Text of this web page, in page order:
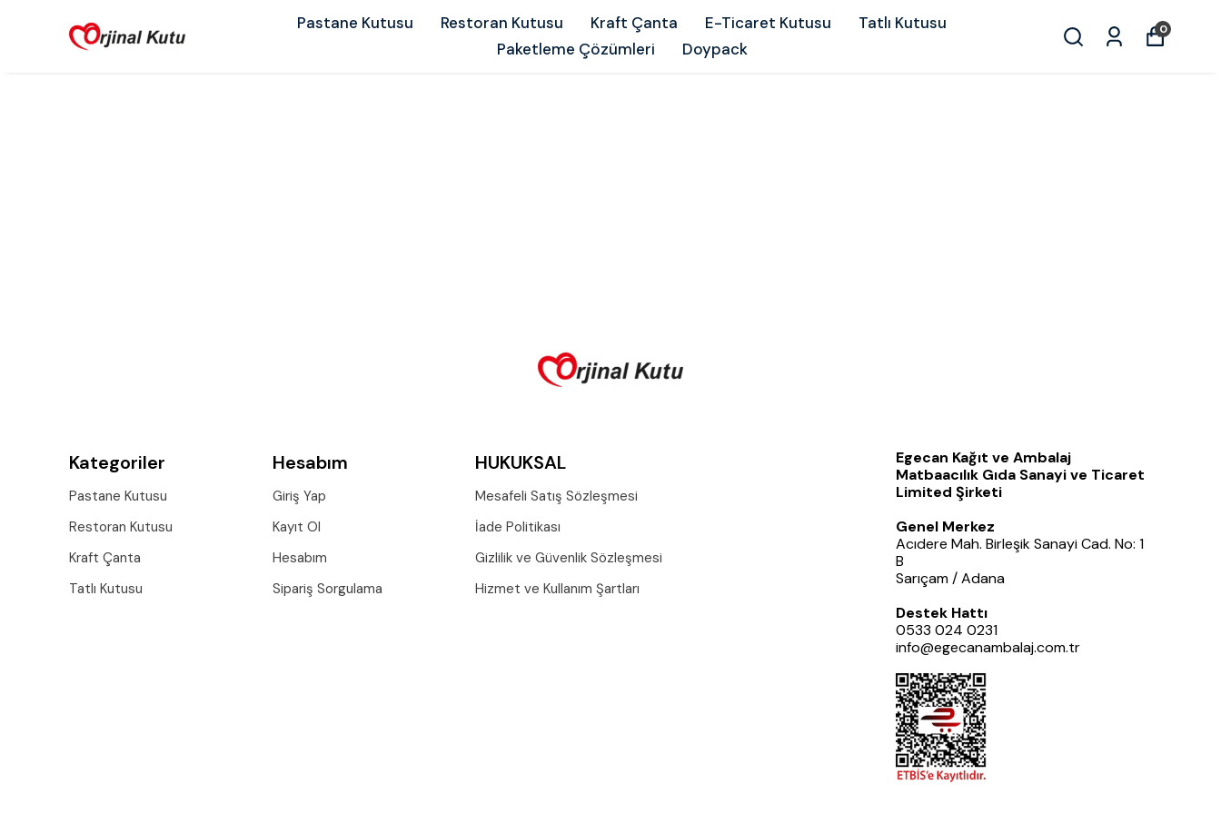
Pastane Kutusu Restoran Kutusu Kraft Çanta E-Ticaret Kutusu
Tatlı Kutusu
Paketleme Çözümleri
Doypack
0
Kategoriler
Pastane Kutusu
Restoran Kutusu
Kraft Çanta
Tatlı Kutusu
Hesabım
Giriş Yap
Kayıt Ol
Hesabım
Sipariş Sorgulama
HUKUKSAL
Mesafeli Satış Sözleşmesi
İade Politikası
Gizlilik ve Güvenlik Sözleşmesi
Hizmet ve Kullanım Şartları
Egecan Kağıt ve Ambalaj
Matbaacılık Gıda Sanayi ve Ticaret
Limited Şirketi
Genel Merkez
Acıdere Mah. Birleşik Sanayi Cad. No: 1
B
Sarıçam / Adana
Destek Hattı
0533 024 0231
info@egecanambalaj.com.tr